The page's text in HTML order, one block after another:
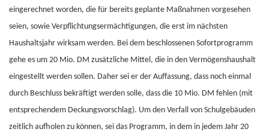
eingerechnet worden, die für bereits geplante Maßnahmen vorgesehen
seien, sowie Verpflichtungsermächtigungen, die erst im nächsten
Haushaltsjahr wirksam werden. Bei dem beschlossenen Sofortprogramm
gehe es um 20 Mio. DM zusätzliche Mittel, die in den Vermögenshaushalt
eingestellt werden sollen. Daher sei er der Auffassung, dass noch einmal
durch Beschluss bekräftigt werden solle, dass die 10 Mio. DM fehlen (mit
entsprechendem Deckungsvorschlag). Um den Verfall von Schulgebäuden
zeitlich aufholen zu können, sei das Programm, in dem in jedem Jahr 20